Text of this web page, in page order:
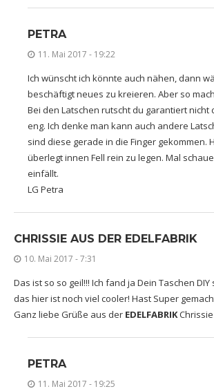
PETRA
11. Mai 2017 - 19:22
Ich wünscht ich könnte auch nähen, dann
beschäftigt neues zu kreieren. Aber so
Bei den Latschen rutscht du garantiert nicht
eng. Ich denke man kann auch andere
sind diese gerade in die Finger gekommen.
überlegt innen Fell rein zu legen. Mal
einfällt.
LG Petra
CHRISSIE AUS DER EDELFABRIK
10. Mai 2017 - 7:31
Das ist so so geil!!! Ich fand ja Dein Taschen
das hier ist noch viel cooler! Hast Super
Ganz liebe Grüße aus der EDELFABRIKChrissie
PETRA
11. Mai 2017 - 19:25